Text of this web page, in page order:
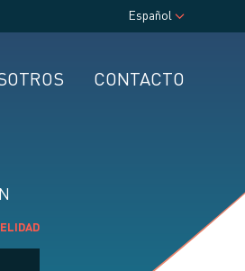
Español
CONTACTO